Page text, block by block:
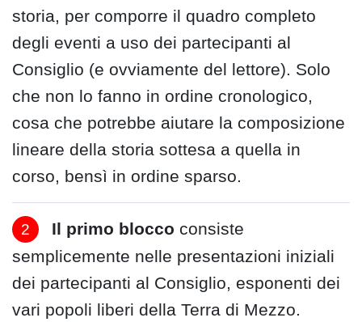
storia, per comporre il quadro completo
degli eventi a uso dei partecipanti al
Consiglio (e ovviamente del lettore). Solo
che non lo fanno in ordine cronologico,
cosa che potrebbe aiutare la composizione
lineare della storia sottesa a quella in
corso, bensì in ordine sparso.
Il primo blocco consiste
semplicemente nelle presentazioni iniziali
dei partecipanti al Consiglio, esponenti dei
vari popoli liberi della Terra di Mezzo.